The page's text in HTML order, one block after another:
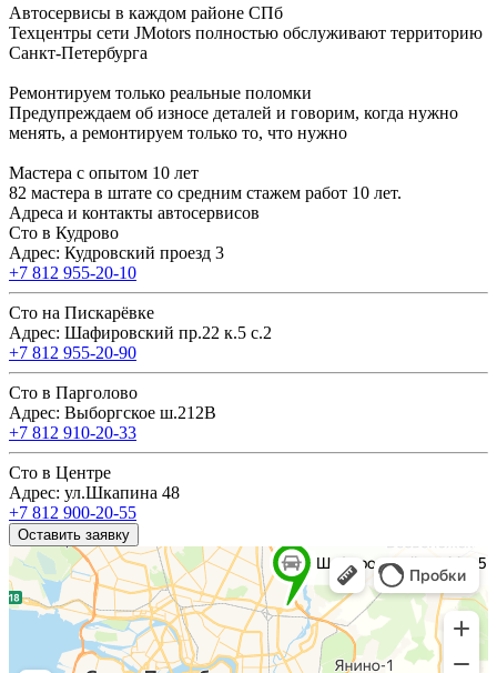
Автосервисы в каждом районе СПб
Техцентры сети JMotors полностью обслуживают территорию
Санкт-Петербурга
Ремонтируем только реальные поломки
Предупреждаем об износе деталей и говорим, когда нужно
менять, а ремонтируем только то, что нужно
Мастера с опытом 10 лет
82 мастера в штате со средним стажем работ 10 лет.
Адреса и контакты автосервисов
Сто в Кудрово
Адрес: Кудровский проезд 3
+7 812 955-20-10
Сто на Пискарёвке
Адрес: Шафировский пр.22 к.5 с.2
+7 812 955-20-90
Сто в Парголово
Адрес: Выборгское ш.212В
+7 812 910-20-33
Сто в Центре
Адрес: ул.Шкапина 48
+7 812 900-20-55
Оставить заявку